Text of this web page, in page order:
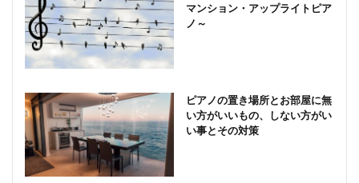
マンション・アップライトピア
ノ～
ピアノの置き場所とお部屋に無
い方がいいもの、しない方がい
い事とその対策